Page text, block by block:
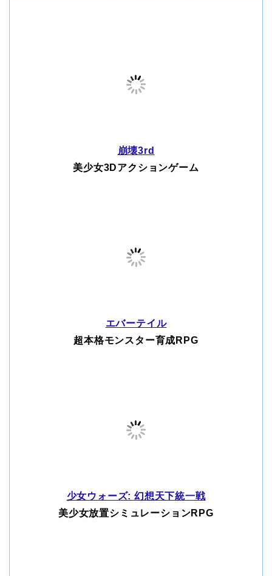
崩壊3rd
美少女3Dアクションゲーム
エバーテイル
超本格モンスター育成RPG
少女ウォーズ: 幻想天下統一戦
美少女放置シミュレーションRPG